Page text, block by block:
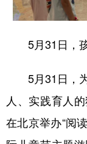
5月31日，孩
5月31日，为
人、实践育人
在北京举办“阅